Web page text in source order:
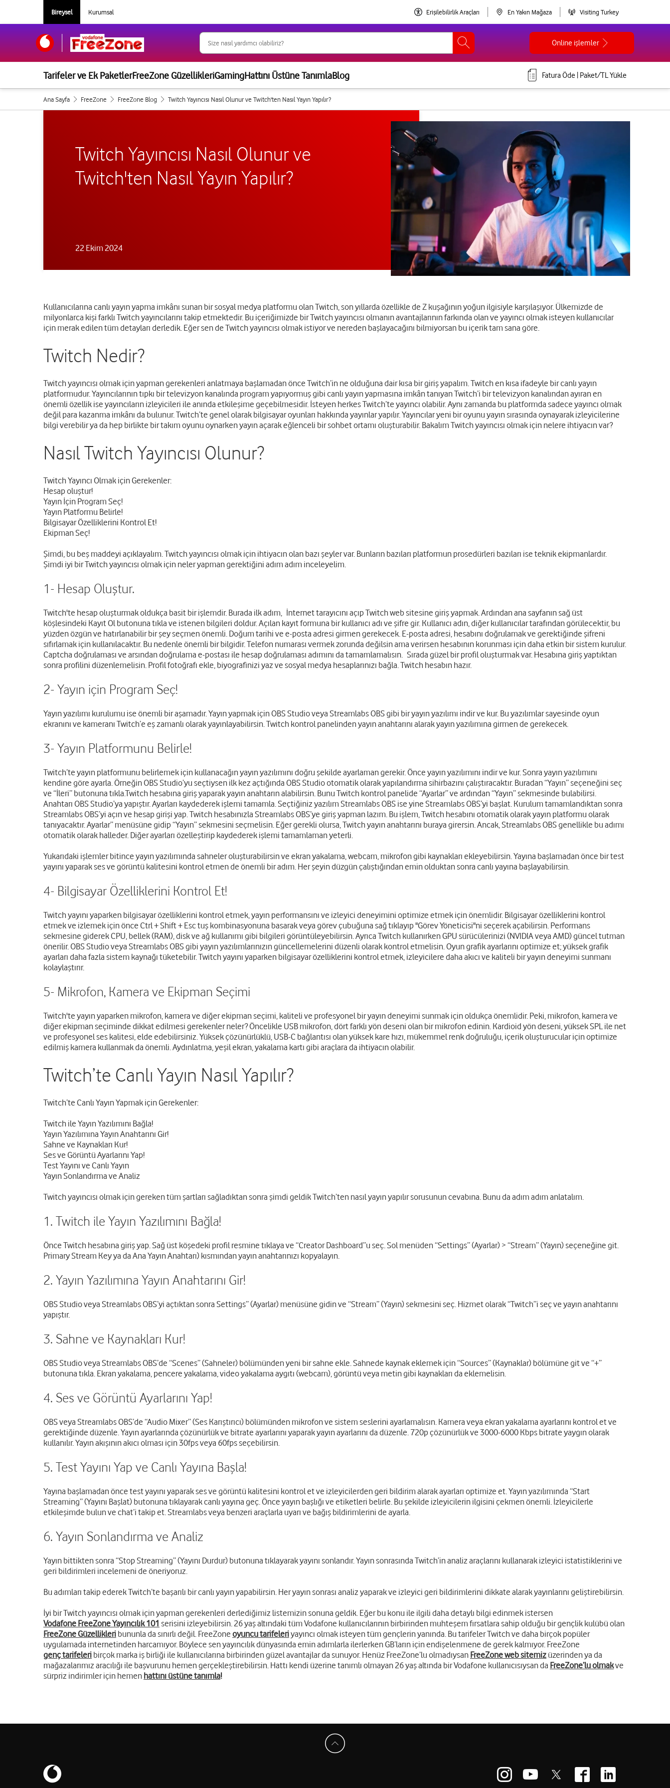
Bireysel Kurumsal Erişilebilirlik Araçları En Yakın Mağaza Visiting Turkey
Online işlemler
Tarifeler ve Ek PaketlerFreeZone GüzellikleriGamingHattını Üstüne TanımlaBlog Fatura Öde | Paket/TL Yükle
Ana Sayfa FreeZone FreeZone Blog Twitch Yayıncısı Nasıl Olunur ve Twitch'ten Nasıl Yayın Yapılır?
Twitch Yayıncısı Nasıl Olunur ve
Twitch'ten Nasıl Yayın Yapılır?
22 Ekim 2024
Kullanıcılarına canlı yayın yapma imkânı sunan bir sosyal medya platformu olan Twitch, son yıllarda özellikle de Z kuşağının yoğun ilgisiyle karşılaşıyor. Ülkemizde de
milyonlarca kişi farklı Twitch yayıncılarını takip etmektedir. Bu içeriğimizde bir Twitch yayıncısı olmanın avantajlarının farkında olan ve yayıncı olmak isteyen kullanıcılar
için merak edilen tüm detayları derledik. Eğer sen de Twitch yayıncısı olmak istiyor ve nereden başlayacağını bilmiyorsan bu içerik tam sana göre.
Twitch Nedir?
Twitch yayıncısı olmak için yapman gerekenleri anlatmaya başlamadan önce Twitch’in ne olduğuna dair kısa bir giriş yapalım. Twitch en kısa ifadeyle bir canlı yayın
platformudur. Yayıncılarının tıpkı bir televizyon kanalında program yapıyormuş gibi canlı yayın yapmasına imkân tanıyan Twitch’i bir televizyon kanalından ayıran en
önemli özellik ise yayıncıların izleyicileri ile anında etkileşime geçebilmesidir. İsteyen herkes Twitch’te yayıncı olabilir. Aynı zamanda bu platformda sadece yayıncı olmak
değil para kazanma imkânı da bulunur. Twitch’te genel olarak bilgisayar oyunları hakkında yayınlar yapılır. Yayıncılar yeni bir oyunu yayın sırasında oynayarak izleyicilerine
bilgi verebilir ya da hep birlikte bir takım oyunu oynarken yayın açarak eğlenceli bir sohbet ortamı oluşturabilir. Bakalım Twitch yayıncısı olmak için nelere ihtiyacın var?
Nasıl Twitch Yayıncısı Olunur?
Twitch Yayıncı Olmak için Gerekenler:
Hesap oluştur!
Yayın İçin Program Seç!
Yayın Platformu Belirle!
Bilgisayar Özelliklerini Kontrol Et!
Ekipman Seç!
Şimdi, bu beş maddeyi açıklayalım. Twitch yayıncısı olmak için ihtiyacın olan bazı şeyler var. Bunların bazıları platformun prosedürleri bazıları ise teknik ekipmanlardır.
Şimdi iyi bir Twitch yayıncısı olmak için neler yapman gerektiğini adım adım inceleyelim.
1- Hesap Oluştur.
Twitch'te hesap oluşturmak oldukça basit bir işlemdir. Burada ilk adım, İnternet tarayıcını açıp Twitch web sitesine giriş yapmak. Ardından ana sayfanın sağ üst
köşlesindeki Kayıt Ol butonuna tıkla ve istenen bilgileri doldur. Açılan kayıt formuna bir kullanıcı adı ve şifre gir. Kullanıcı adın, diğer kullanıcılar tarafından görülecektir, bu
yüzden özgün ve hatırlanabilir bir şey seçmen önemli. Doğum tarihi ve e-posta adresi girmen gerekecek. E-posta adresi, hesabını doğrulamak ve gerektiğinde şifreni
sıfırlamak için kullanılacaktır. Bu nedenle önemli bir bilgidir. Telefon numarası vermek zorunda değilsin ama verirsen hesabının korunması için daha etkin bir sistem kurulur.
Captcha doğrulaması ve arsından doğrulama e-postası ile hesap doğrulaması adımını da tamamlamalısın. Sırada güzel bir profil oluşturmak var. Hesabına giriş yaptıktan
sonra profilini düzenlemelisin. Profil fotoğrafı ekle, biyografinizi yaz ve sosyal medya hesaplarınızı bağla. Twitch hesabın hazır.
2- Yayın için Program Seç!
Yayın yazılımı kurulumu ise önemli bir aşamadır. Yayın yapmak için OBS Studio veya Streamlabs OBS gibi bir yayın yazılımı indir ve kur. Bu yazılımlar sayesinde oyun
ekranını ve kameranı Twitch’e eş zamanlı olarak yayınlayabilirsin. Twitch kontrol panelinden yayın anahtarını alarak yayın yazılımına girmen de gerekecek.
3- Yayın Platformunu Belirle!
Twitch’te yayın platformunu belirlemek için kullanacağın yayın yazılımını doğru şekilde ayarlaman gerekir. Önce yayın yazılımını indir ve kur. Sonra yayın yazılımını
kendine göre ayarla. Örneğin OBS Studio’yu seçtiysen ilk kez açtığında OBS Studio otomatik olarak yapılandırma sihirbazını çalıştıracaktır. Buradan “Yayın” seçeneğini seç
ve “İleri” butonuna tıkla.Twitch hesabına giriş yaparak yayın anahtarın alabilirsin. Bunu Twitch kontrol panelide “Ayarlar” ve ardından “Yayın” sekmesinde bulabilirsi.
Anahtarı OBS Studio’ya yapıştır. Ayarları kaydederek işlemi tamamla. Seçtiğiniz yazılım Streamlabs OBS ise yine Streamlabs OBS’yi başlat. Kurulum tamamlandıktan sonra
Streamlabs OBS’yi açın ve hesap girişi yap. Twitch hesabınızla Streamlabs OBS’ye giriş yapman lazım. Bu işlem, Twitch hesabını otomatik olarak yayın platformu olarak
tanıyacaktır. Ayarlar” menüsüne gidip “Yayın” sekmesini seçmelisin. Eğer gerekli olursa, Twitch yayın anahtarını buraya girersin. Ancak, Streamlabs OBS genellikle bu adımı
otomatik olarak halleder. Diğer ayarları özelleştirip kaydederek işlemi tamamlaman yeterli.
Yukarıdaki işlemler bitince yayın yazılımında sahneler oluşturabilirsin ve ekran yakalama, webcam, mikrofon gibi kaynakları ekleyebilirsin. Yayına başlamadan önce bir test
yayını yaparak ses ve görüntü kalitesini kontrol etmen de önemli bir adım. Her şeyin düzgün çalıştığından emin olduktan sonra canlı yayına başlayabilirsin.
4- Bilgisayar Özelliklerini Kontrol Et!
Twitch yayını yaparken bilgisayar özelliklerini kontrol etmek, yayın performansını ve izleyici deneyimini optimize etmek için önemlidir. Bilgisayar özelliklerini kontrol
etmek ve izlemek için önce Ctrl + Shift + Esc tuş kombinasyonuna basarak veya görev çubuğuna sağ tıklayıp "Görev Yöneticisi"ni seçerek açabilirsin. Performans
sekmesine giderek CPU, bellek (RAM), disk ve ağ kullanımı gibi bilgileri görüntüleyebilirsin. Ayrıca Twitch kullanırken GPU sürücülerinizi (NVIDIA veya AMD) güncel tutman
önerilir. OBS Studio veya Streamlabs OBS gibi yayın yazılımlarınızın güncellemelerini düzenli olarak kontrol etmelisin. Oyun grafik ayarlarını optimize et; yüksek grafik
ayarları daha fazla sistem kaynağı tüketebilir. Twitch yayını yaparken bilgisayar özelliklerini kontrol etmek, izleyicilere daha akıcı ve kaliteli bir yayın deneyimi sunmanı
kolaylaştırır.
5- Mikrofon, Kamera ve Ekipman Seçimi
Twitch'te yayın yaparken mikrofon, kamera ve diğer ekipman seçimi, kaliteli ve profesyonel bir yayın deneyimi sunmak için oldukça önemlidir. Peki, mikrofon, kamera ve
diğer ekipman seçiminde dikkat edilmesi gerekenler neler? Öncelikle USB mikrofon, dört farklı yön deseni olan bir mikrofon edinin. Kardioid yön deseni, yüksek SPL ile net
ve profesyonel ses kalitesi, elde edebilirsiniz. Yüksek çözünürlüklü, USB-C bağlantısı olan yüksek kare hızı, mükemmel renk doğruluğu, içerik oluşturucular için optimize
edilmiş kamera kullanmak da önemli. Aydınlatma, yeşil ekran, yakalama kartı gibi araçlara da ihtiyacın olabilir.
Twitch’te Canlı Yayın Nasıl Yapılır?
Twitch’te Canlı Yayın Yapmak için Gerekenler:
Twitch ile Yayın Yazılımını Bağla!
Yayın Yazılımına Yayın Anahtarını Gir!
Sahne ve Kaynakları Kur!
Ses ve Görüntü Ayarlarını Yap!
Test Yayını ve Canlı Yayın
Yayın Sonlandırma ve Analiz
Twitch yayıncısı olmak için gereken tüm şartları sağladıktan sonra şimdi geldik Twitch’ten nasıl yayın yapılır sorusunun cevabına. Bunu da adım adım anlatalım.
1. Twitch ile Yayın Yazılımını Bağla!
Önce Twitch hesabına giriş yap. Sağ üst köşedeki profil resmine tıklaya ve “Creator Dashboard”u seç. Sol menüden “Settings” (Ayarlar) > “Stream” (Yayın) seçeneğine git.
Primary Stream Key ya da Ana Yayın Anahtarı) kısmından yayın anahtarınızı kopyalayın.
2. Yayın Yazılımına Yayın Anahtarını Gir!
OBS Studio veya Streamlabs OBS’yi açtıktan sonra Settings” (Ayarlar) menüsüne gidin ve “Stream” (Yayın) sekmesini seç. Hizmet olarak “Twitch”i seç ve yayın anahtarını
yapıştır.
3. Sahne ve Kaynakları Kur!
OBS Studio veya Streamlabs OBS’de “Scenes” (Sahneler) bölümünden yeni bir sahne ekle. Sahnede kaynak eklemek için “Sources” (Kaynaklar) bölümüne git ve “+”
butonuna tıkla. Ekran yakalama, pencere yakalama, video yakalama aygıtı (webcam), görüntü veya metin gibi kaynakları da eklemelisin.
4. Ses ve Görüntü Ayarlarını Yap!
OBS veya Streamlabs OBS’de “Audio Mixer” (Ses Karıştırıcı) bölümünden mikrofon ve sistem seslerini ayarlamalısın. Kamera veya ekran yakalama ayarlarını kontrol et ve
gerektiğinde düzenle. Yayın ayarlarında çözünürlük ve bitrate ayarlarını yaparak yayın ayarlarını da düzenle. 720p çözünürlük ve 3000-6000 Kbps bitrate yaygın olarak
kullanılır. Yayın akışının akıcı olması için 30fps veya 60fps seçebilirsin.
5. Test Yayını Yap ve Canlı Yayına Başla!
Yayına başlamadan önce test yayını yaparak ses ve görüntü kalitesini kontrol et ve izleyicilerden geri bildirim alarak ayarları optimize et. Yayın yazılımında “Start
Streaming” (Yayını Başlat) butonuna tıklayarak canlı yayına geç. Önce yayın başlığı ve etiketleri belirle. Bu şekilde izleyicilerin ilgisini çekmen önemli. İzleyicilerle
etkileşimde bulun ve chat’i takip et. Streamlabs veya benzeri araçlarla uyarı ve bağış bildirimlerini de ayarla.
6. Yayın Sonlandırma ve Analiz
Yayın bittikten sonra “Stop Streaming” (Yayını Durdur) butonuna tıklayarak yayını sonlandır. Yayın sonrasında Twitch’in analiz araçlarını kullanarak izleyici istatistiklerini ve
geri bildirimleri incelemeni de öneriyoruz.
Bu adımları takip ederek Twitch’te başarılı bir canlı yayın yapabilirsin. Her yayın sonrası analiz yaparak ve izleyici geri bildirimlerini dikkate alarak yayınlarını geliştirebilirsin.
İyi bir Twitch yayıncısı olmak için yapman gerekenleri derlediğimiz listemizin sonuna geldik. Eğer bu konu ile ilgili daha detaylı bilgi edinmek istersen
Vodafone FreeZone Yayıncılık 101 serisini izleyebilirsin. 26 yaş altındaki tüm Vodafone kullanıcılarının birbirinden muhteşem fırsatlara sahip olduğu bir gençlik kulübü olan
FreeZone Güzellikleri bununla da sınırlı değil. FreeZone oyuncu tarifeleriyayıncı olmak isteyen tüm gençlerin yanında. Bu tarifeler Twitch ve daha birçok popüler
uygulamada internetinden harcamıyor. Böylece sen yayıncılık dünyasında emin adımlarla ilerlerken GB’ların için endişelenmene de gerek kalmıyor. FreeZone
genç tarifeleri birçok marka iş birliği ile kullanıcılarına birbirinden güzel avantajlar da sunuyor. Henüz FreeZone’lu olmadıysan FreeZone web sitemiz üzerinden ya da
mağazalarımız aracılığı ile başvurunu hemen gerçekleştirebilirsin. Hattı kendi üzerine tanımlı olmayan 26 yaş altında bir Vodafone kullanıcısıysan da FreeZone’lu olmakve
sürpriz indirimler için hemen hattını üstüne tanımla!